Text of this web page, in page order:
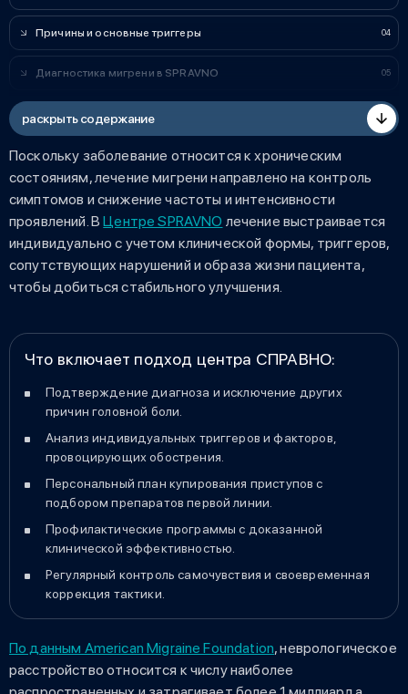
Причины и основные триггеры
Диагностика мигрени в SPRAVNO
раскрыть содержание
Поскольку заболевание относится к хроническим
состояниям, лечение мигрени направлено на контроль
симптомов и снижение частоты и интенсивности
проявлений. ВЦентре SPRAVNO лечение выстраивается
индивидуально с учетом клинической формы, триггеров,
сопутствующих нарушений и образа жизни пациента,
чтобы добиться стабильного улучшения.
Что включает подход центра СПРАВНО:
Подтверждение диагноза и исключение других
причин головной боли.
Анализ индивидуальных триггеров и факторов,
провоцирующих обострения.
Персональный план купирования приступов с
подбором препаратов первой линии.
Профилактические программы с доказанной
клинической эффективностью.
Регулярный контроль самочувствия и своевременная
коррекция тактики.
По данным American Migraine Foundation, неврологическое
расстройство относится к числу наиболее